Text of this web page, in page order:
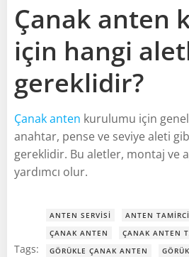
Çanak anten
için hangi
gereklidir?
Çanak anten kurulumu için
anahtar, pense ve seviye aleti
gereklidir. Bu aletler, montaj ve
yardımcı olur.
Tags:
ANTEN SERVISI ANTEN
ÇANAK ANTEN
ÇANAK ANTEN
GÖRÜKLE ÇANAK ANTEN